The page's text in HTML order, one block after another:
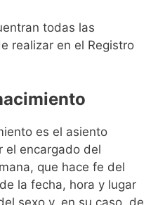
todas las
realizar en el Registro
es el asiento
el encargado del
que hace fe del
la fecha, hora y lugar